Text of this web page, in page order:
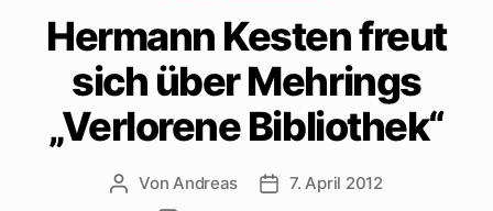
Hermann Kesten freut
sich über Mehrings
„Verlorene Bibliothek“
Beitragsautor
Von Andreas Beitragsdatum
7. April 2012